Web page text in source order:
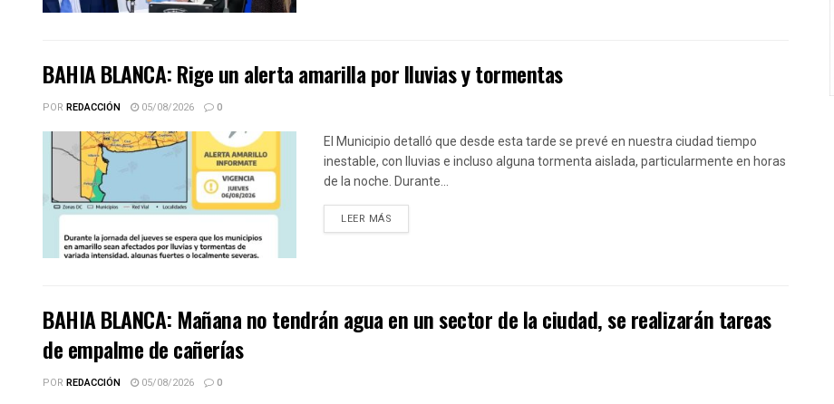
BAHIA BLANCA: Rige un alerta amarilla por lluvias y tormentas
POR REDACCIÓN 05/08/2026 0
El Municipio detalló que desde esta tarde se prevé en nuestra ciudad tiempo
inestable, con lluvias e incluso alguna tormenta aislada, particularmente en horas
de la noche. Durante...
LEER MÁS
BAHIA BLANCA: Mañana no tendrán agua en un sector de la ciudad, se realizarán tareas
de empalme de cañerías
POR REDACCIÓN 05/08/2026 0